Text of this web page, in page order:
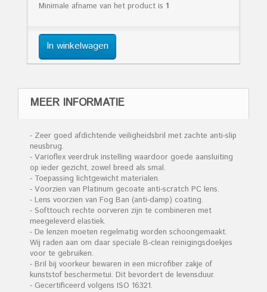
Minimale afname van het product is 1
In winkelwagen
MEER INFORMATIE
- Zeer goed afdichtende veiligheidsbril met zachte anti-slip
neusbrug.
- Varioflex veerdruk instelling waardoor goede aansluiting
op ieder gezicht, zowel breed als smal.
- Toepassing lichtgewicht materialen.
- Voorzien van Platinum gecoate anti-scratch PC lens.
- Lens voorzien van Fog Ban (anti-damp) coating.
- Softtouch rechte oorveren zijn te combineren met
meegeleverd elastiek.
- De lenzen moeten regelmatig worden schoongemaakt.
Wij raden aan om daar speciale B-clean reinigingsdoekjes
voor te gebruiken.
- Bril bij voorkeur bewaren in een microfiber zakje of
kunststof beschermetui. Dit bevordert de levensduur.
- Gecertificeerd volgens ISO 16321.